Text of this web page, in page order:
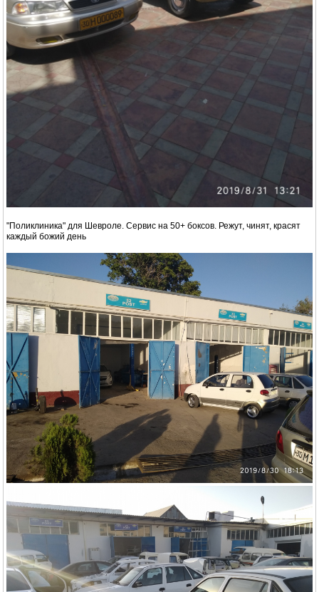
"Поликлиника" для Шевроле. Сервис на 50+ боксов. Режут, чинят, красят
каждый божий день